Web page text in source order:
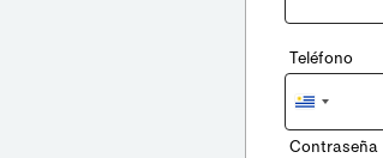
Teléfono
Uruguay
+598
Contraseña